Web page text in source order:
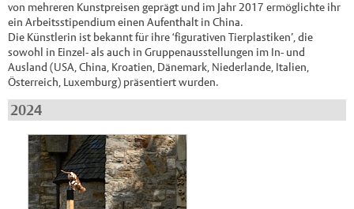
von mehreren Kunstpreisen geprägt und im Jahr 2017 ermöglichte ihr
ein Arbeitsstipendium einen Aufenthalt in China.
Die Künstlerin ist bekannt für ihre ‘figurativen Tierplastiken’, die
sowohl in Einzel- als auch in Gruppenausstellungen im In- und
Ausland (USA, China, Kroatien, Dänemark, Niederlande, Italien,
Österreich, Luxemburg) präsentiert wurden.
2024